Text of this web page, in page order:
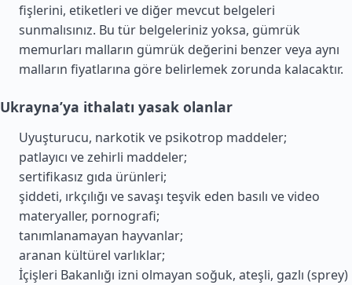
fişlerini, etiketleri ve diğer mevcut belgeleri
sunmalısınız. Bu tür belgeleriniz yoksa, gümrük
memurları malların gümrük değerini benzer veya aynı
malların fiyatlarına göre belirlemek zorunda kalacaktır.
Ukrayna’ya ithalatı yasak olanlar
Uyuşturucu, narkotik ve psikotrop maddeler;
patlayıcı ve zehirli maddeler;
sertifikasız gıda ürünleri;
şiddeti, ırkçılığı ve savaşı teşvik eden basılı ve video
materyaller, pornografi;
tanımlanamayan hayvanlar;
aranan kültürel varlıklar;
İçişleri Bakanlığı izni olmayan soğuk, ateşli, gazlı (sprey)